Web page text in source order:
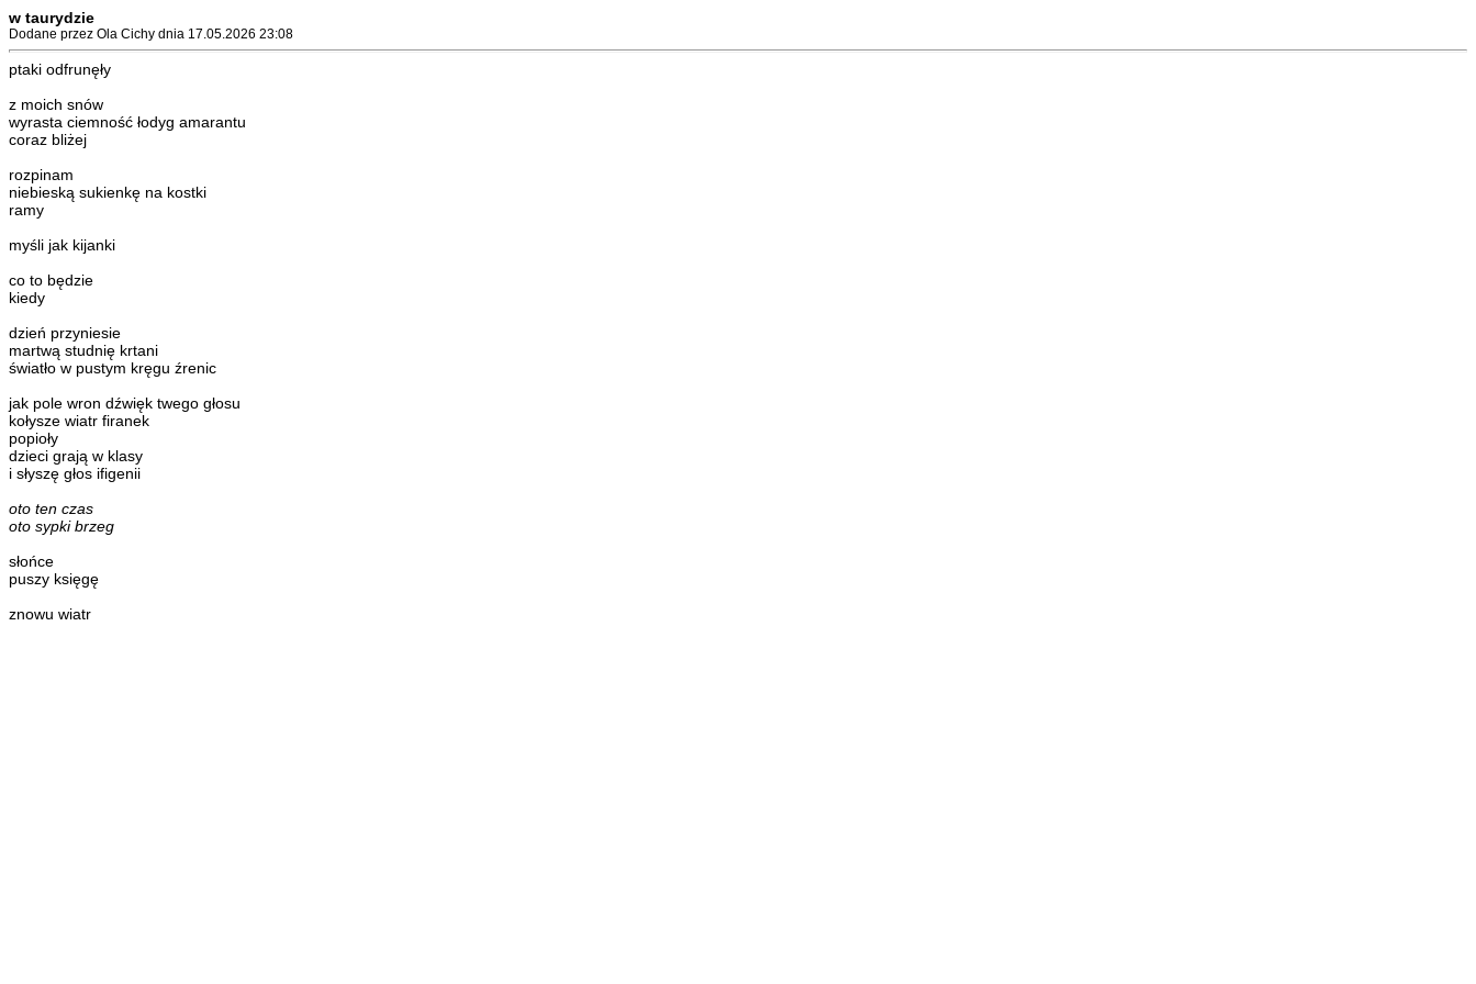
w taurydzie
Dodane przez Ola Cichy dnia 17.05.2026 23:08
ptaki odfrunęły
z moich snów
wyrasta ciemność łodyg amarantu
coraz bliżej
rozpinam
niebieską sukienkę na kostki
ramy
myśli jak kijanki
co to będzie
kiedy
dzień przyniesie
martwą studnię krtani
światło w pustym kręgu źrenic
jak pole wron dźwięk twego głosu
kołysze wiatr firanek
popioły
dzieci grają w klasy
i słyszę głos ifigenii
oto ten czas
oto sypki brzeg
słońce
puszy księgę
znowu wiatr